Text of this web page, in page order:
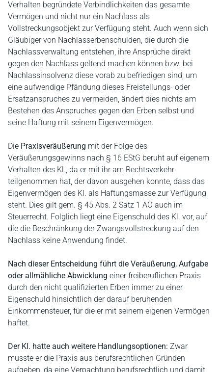
Verhalten begründete Verbindlichkeiten das gesamte
Vermögen und nicht nur ein Nachlass als
Vollstreckungsobjekt zur Verfügung steht. Auch wenn sich
Gläubiger von Nachlasserbenschulden, die durch die
Nachlassverwaltung entstehen, ihre Ansprüche direkt
gegen den Nachlass geltend machen können bzw. bei
Nachlassinsolvenz diese vorab zu befriedigen sind, um
eine aufwendige Pfändung dieses Freistellungs- oder
Ersatzanspruches zu vermeiden, ändert dies nichts am
Bestehen des Anspruches gegen den Erben selbst und
seine Haftung mit seinem Eigenvermögen.
Die Praxisveräußerung mit der Folge des
Veräußerungsgewinns nach § 16 EStG beruht auf eigenem
Verhalten des Kl., da er mit ihr am Rechtsverkehr
teilgenommen hat, der davon ausgehen konnte, dass das
Eigenvermögen des Kl. als Haftungsmasse zur Verfügung
steht. Dies gilt gem. § 45 Abs. 2 Satz 1 AO auch im
Steuerrecht. Folglich liegt eine Eigenschuld des Kl. vor, auf
die die Beschränkung der Zwangsvollstreckung auf den
Nachlass keine Anwendung findet.
Nach dieser Entscheidung führt die Veräußerung, Aufgabe
oder allmähliche Abwicklung einer freiberuflichen Praxis
durch den nicht qualifizierten Erben immer zu einer
Eigenschuld hinsichtlich der darauf beruhenden
Einkommensteuer, für die er mit seinem eigenen Vermögen
haftet.
Der Kl. hatte auch weitere Handlungsoptionen: Zwar
musste er die Praxis aus berufsrechtlichen Gründen
aufgeben, da eine Verpachtung berufsrechtlich und damit